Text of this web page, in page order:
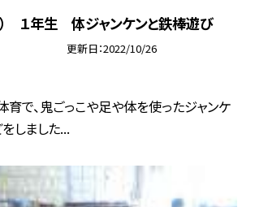
） １年生 体ジャンケンと鉄棒遊び
更新日 2022/10/26
育で、鬼ごっこや足や体を使ったジャンケ
しました...